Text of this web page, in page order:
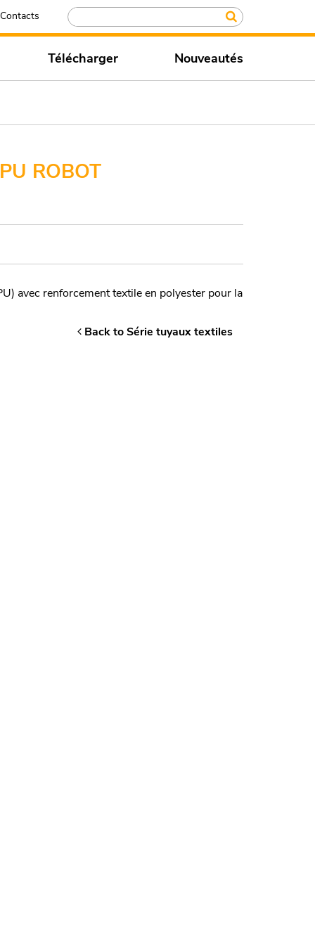
Contacts
Télécharger Nouveautés
ROBOT
avec renforcement textile en polyester pour la
Back to Série tuyaux textiles